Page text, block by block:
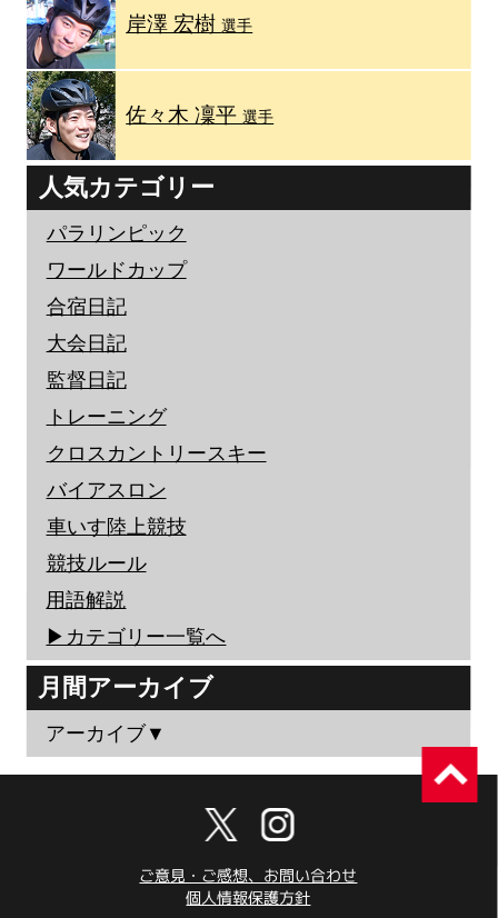
岸澤 宏樹選手
佐々木 凜平選手
人気カテゴリー
パラリンピック
ワールドカップ
合宿日記
大会日記
監督日記
トレーニング
クロスカントリースキー
バイアスロン
車いす陸上競技
競技ルール
用語解説
▶︎カテゴリー一覧へ
月間アーカイブ
アーカイブ▼
ご意見・ご感想、お問い合わせ
個人情報保護方針